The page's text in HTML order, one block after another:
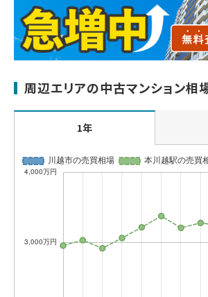
周辺エリアの中古マンション相
1年